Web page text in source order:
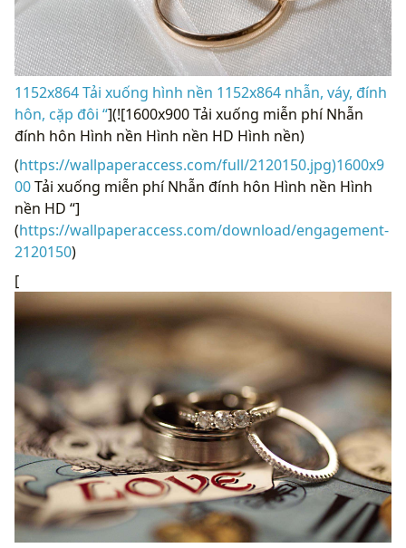
1152x864 Tải xuống hình nền 1152x864 nhẫn, váy, đính
hôn, cặp đôi “](![1600x900 Tải xuống miễn phí Nhẫn
đính hôn Hình nền Hình nền HD Hình nền)
(https://wallpaperaccess.com/full/2120150.jpg)1600x9
00Tải xuống miễn phí Nhẫn đính hôn Hình nền Hình
nền HD “]
(https://wallpaperaccess.com/download/engagement-
2120150)
[